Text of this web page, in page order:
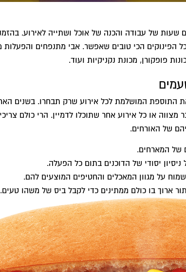
שעות של עבודה והכנה של אוכל ושתייה לאירוע.
הפינוקים הכי טובים שאפשר. אבי מתנפחים והפעלות
פופקורן, מכונת נקניקיות ועוד.
התוספת המושלמת לכל אירוע שרק תבחרו. בשנים
או כל אירוע אחר שתוכלו לדמיין. הרי כולם
של האורחים.
של המארחים.
יסודי של הדוכנים בתום כל הפעלה.
על מגוון המאכלים והחטיפים המוצעים להם.
ארוך בו כולם ממתינים כדי לקבל ביס של משהו טעים.